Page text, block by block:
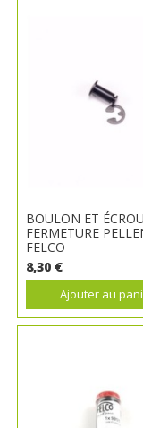
BOULON ET
FERMETURE
FELCO
8,30 €
Ajouter au